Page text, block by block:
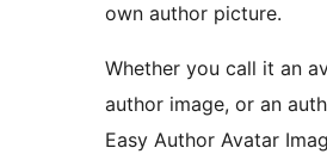
own author picture.
Whether you call it an
author image, or an
Easy Author Avatar